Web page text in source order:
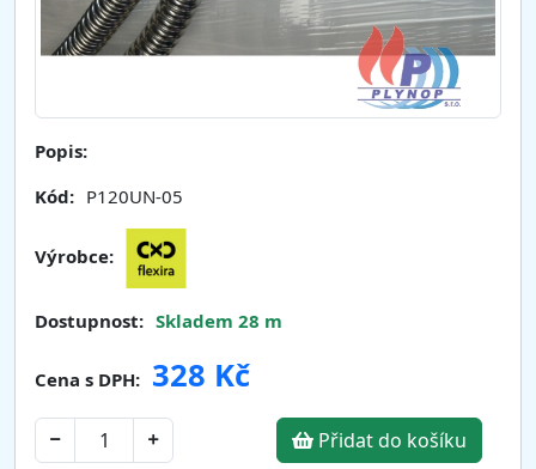
Popis:
Kód: P120UN-05
Výrobce:
Dostupnost: Skladem 28 m
Cena s DPH: 328 Kč
Přidat do košíku